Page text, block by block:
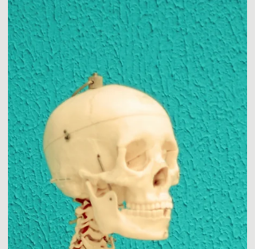
mięśniach”. Ale co, jeśli problemem nie jest to,
jak się ruszasz, ale to, ile masz energii na ten
ruch? W „Klinicznej Medycyny Sportowej”
Brukner i Khan kładą ogromny nacisk na zespół
RED-S (Relative Energy Deficiency in Sport),
czyli Względny Deficyt Energetyczny w
Sporcie. To stan, w którym energia
dostarczana z pożywieniem nie wystarcza na
pokrycie kosztów treningu oraz podstawowych
funkcji życi